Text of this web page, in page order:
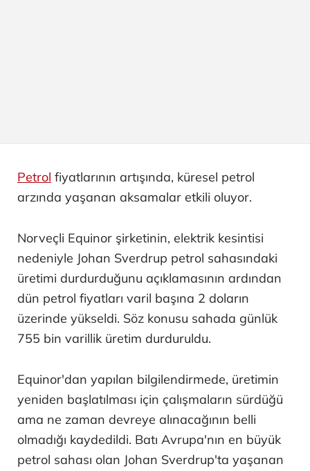
Petrol fiyatlarının artışında, küresel petrol
arzında yaşanan aksamalar etkili oluyor.
Norveçli Equinor şirketinin, elektrik kesintisi
nedeniyle Johan Sverdrup petrol sahasındaki
üretimi durdurduğunu açıklamasının ardından
dün petrol fiyatları varil başına 2 doların
üzerinde yükseldi. Söz konusu sahada günlük
755 bin varillik üretim durduruldu.
Equinor'dan yapılan bilgilendirmede, üretimin
yeniden başlatılması için çalışmaların sürdüğü
ama ne zaman devreye alınacağının belli
olmadığı kaydedildi. Batı Avrupa'nın en büyük
petrol sahası olan Johan Sverdrup'ta yaşanan